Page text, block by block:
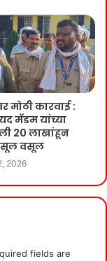
मोठी कारवाई :
मॅडम यांच्या
20 लाखांहून
वसूल
2026
fields are